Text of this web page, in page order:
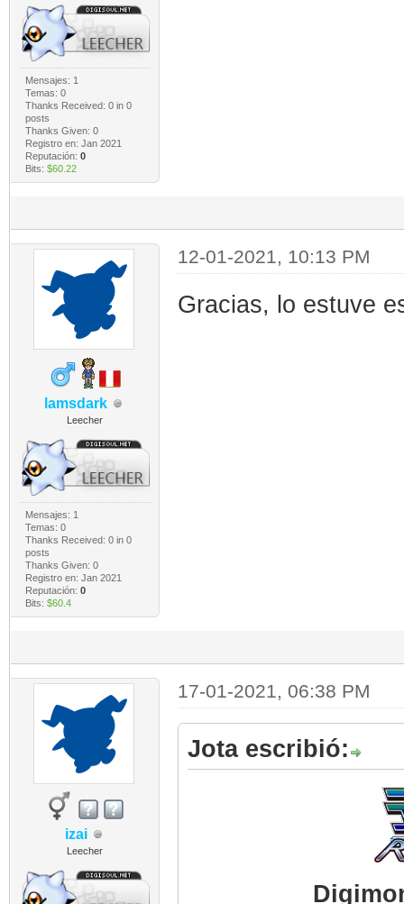
Mensajes: 1
Temas: 0
Thanks Received: 0in 0
posts
Thanks Given: 0
Registro en: Jan 2021
Reputación: 0
Bits: $60.22
lamsdark
Leecher
Mensajes: 1
Temas: 0
Thanks Received: 0in 0
posts
Thanks Given: 0
Registro en: Jan 2021
Reputación: 0
Bits: $60.4
12-01-2021, 10:13 PM
Gracias, lo estuve
izai
Leecher
17-01-2021, 06:38 PM
Jota escribió: